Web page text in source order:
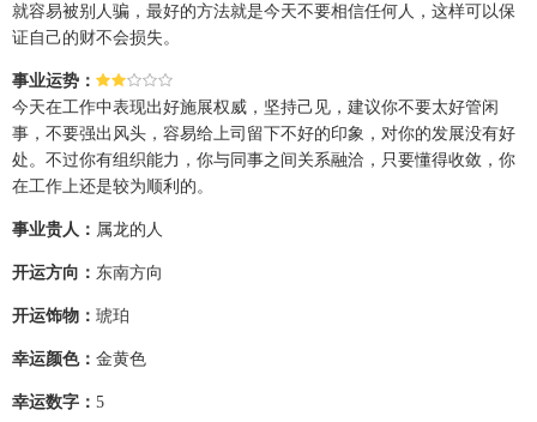
就容易被别人骗，最好的方法就是今天不要相信任何人，这样可以保
证自己的财不会损失。
事业运势：
今天在工作中表现出好施展权威，坚持己见，建议你不要太好管闲
事，不要强出风头，容易给上司留下不好的印象，对你的发展没有好
处。不过你有组织能力，你与同事之间关系融洽，只要懂得收敛，你
在工作上还是较为顺利的。
事业贵人： 属龙的人
开运方向： 东南方向
开运饰物： 琥珀
幸运颜色： 金黄色
幸运数字： 5